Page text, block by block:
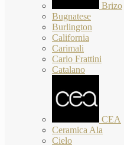
Brizo
Bugnatese
Burlington
California
Carimali
Carlo Frattini
Catalano
CEA
Ceramica Ala
Cielo